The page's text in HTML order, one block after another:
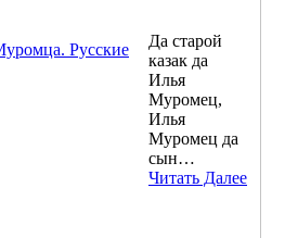
Да старой
казак да
Илья
Муромец,
Илья
Муромец да
сын…
Читать Далее